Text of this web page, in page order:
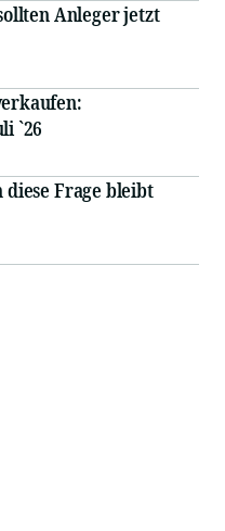
Anleger jetzt
`26
diese Frage bleibt